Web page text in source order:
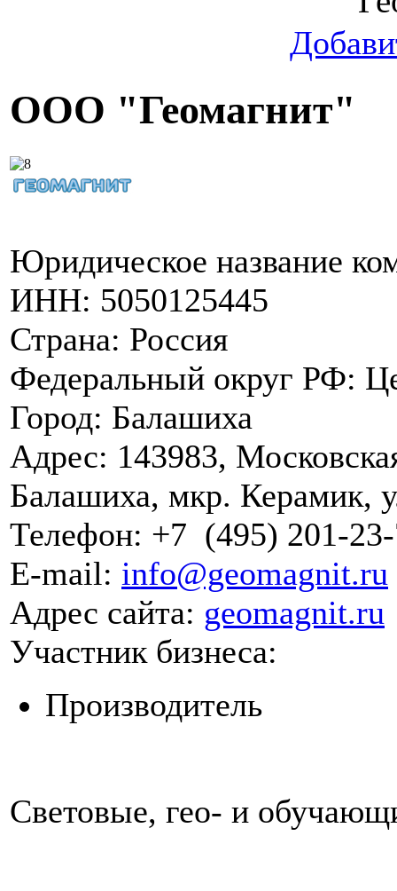
ООО "Геомагнит"
Юридическое название
ИНН: 5050125445
Страна: Россия
Федеральный округ РФ:
Город: Балашиха
Адрес: 143983,
Балашиха, мкр. Керамик,
Телефон: +7 (495) 201-
E-mail: info@geomagnit.ru
Адрес сайта: geomagnit.ru
Участник бизнеса:
Производитель
Световые, гео- и